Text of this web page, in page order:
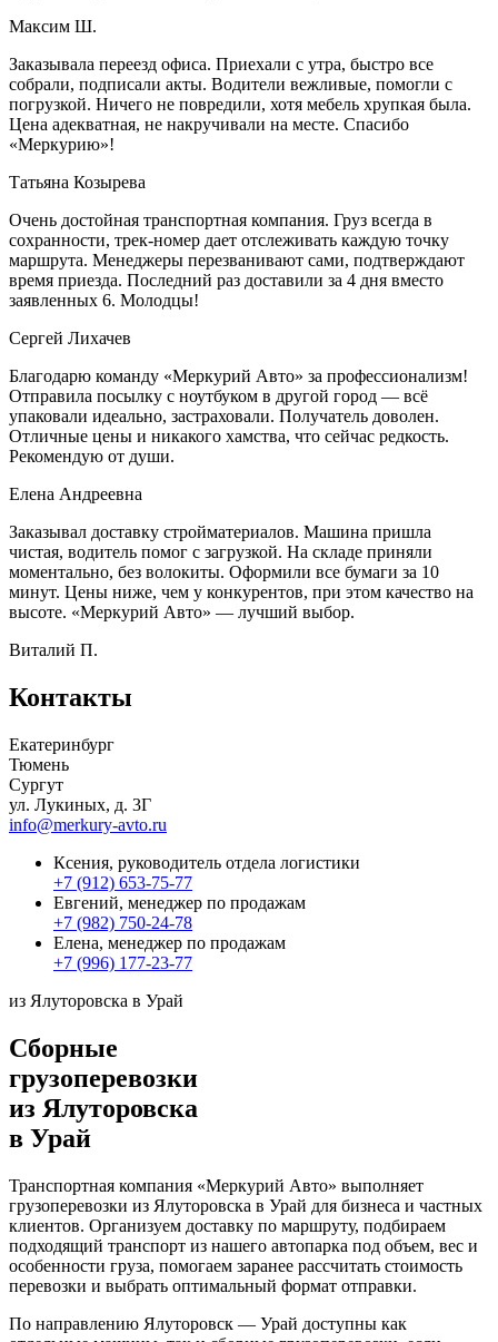
Максим Ш.
Заказывала переезд офиса. Приехали с утра, быстро все
собрали, подписали акты. Водители вежливые, помогли с
погрузкой. Ничего не повредили, хотя мебель хрупкая была.
Цена адекватная, не накручивали на месте. Спасибо
«Меркурию»!
Татьяна Козырева
Очень достойная транспортная компания. Груз всегда в
сохранности, трек-номер дает отслеживать каждую точку
маршрута. Менеджеры перезванивают сами, подтверждают
время приезда. Последний раз доставили за 4 дня вместо
заявленных 6. Молодцы!
Сергей Лихачев
Благодарю команду «Меркурий Авто» за профессионализм!
Отправила посылку с ноутбуком в другой город — всё
упаковали идеально, застраховали. Получатель доволен.
Отличные цены и никакого хамства, что сейчас редкость.
Рекомендую от души.
Елена Андреевна
Заказывал доставку стройматериалов. Машина пришла
чистая, водитель помог с загрузкой. На складе приняли
моментально, без волокиты. Оформили все бумаги за 10
минут. Цены ниже, чем у конкурентов, при этом качество на
высоте. «Меркурий Авто» — лучший выбор.
Виталий П.
Контакты
Екатеринбург
Тюмень
Сургут
ул. Лукиных, д. 3Г
info@merkury-avto.ru
Ксения, руководитель отдела логистики
+7 (912) 653-75-77
Евгений, менеджер по продажам
+7 (982) 750-24-78
Елена, менеджер по продажам
+7 (996) 177-23-77
из Ялуторовска в Урай
Сборные
грузоперевозки
из Ялуторовска
в Урай
Транспортная компания «Меркурий Авто» выполняет
грузоперевозки из Ялуторовска в Урай для бизнеса и частных
клиентов. Организуем доставку по маршруту, подбираем
подходящий транспорт из нашего автопарка под объем, вес и
особенности груза, помогаем заранее рассчитать стоимость
перевозки и выбрать оптимальный формат отправки.
По направлению Ялуторовск — Урай доступны как